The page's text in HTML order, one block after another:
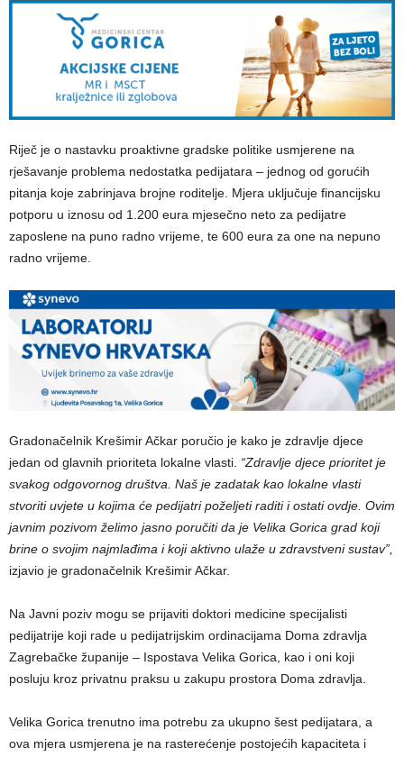
Riječ je o nastavku proaktivne gradske politike usmjerene na
rješavanje problema nedostatka pedijatara – jednog od gorućih
pitanja koje zabrinjava brojne roditelje. Mjera uključuje financijsku
potporu u iznosu od 1.200 eura mjesečno neto za pedijatre
zaposlene na puno radno vrijeme, te 600 eura za one na nepuno
radno vrijeme.
Gradonačelnik Krešimir Ačkar poručio je kako je zdravlje djece
jedan od glavnih prioriteta lokalne vlasti. “Zdravlje djece prioritet je
svakog odgovornog društva. Naš je zadatak kao lokalne vlasti
stvoriti uvjete u kojima će pedijatri poželjeti raditi i ostati ovdje. Ovim
javnim pozivom želimo jasno poručiti da je Velika Gorica grad koji
brine o svojim najmlađima i koji aktivno ulaže u zdravstveni sustav”,
izjavio je gradonačelnik Krešimir Ačkar.
Na Javni poziv mogu se prijaviti doktori medicine specijalisti
pedijatrije koji rade u pedijatrijskim ordinacijama Doma zdravlja
Zagrebačke županije – Ispostava Velika Gorica, kao i oni koji
posluju kroz privatnu praksu u zakupu prostora Doma zdravlja.
Velika Gorica trenutno ima potrebu za ukupno šest pedijatara, a
ova mjera usmjerena je na rasterećenje postojećih kapaciteta i